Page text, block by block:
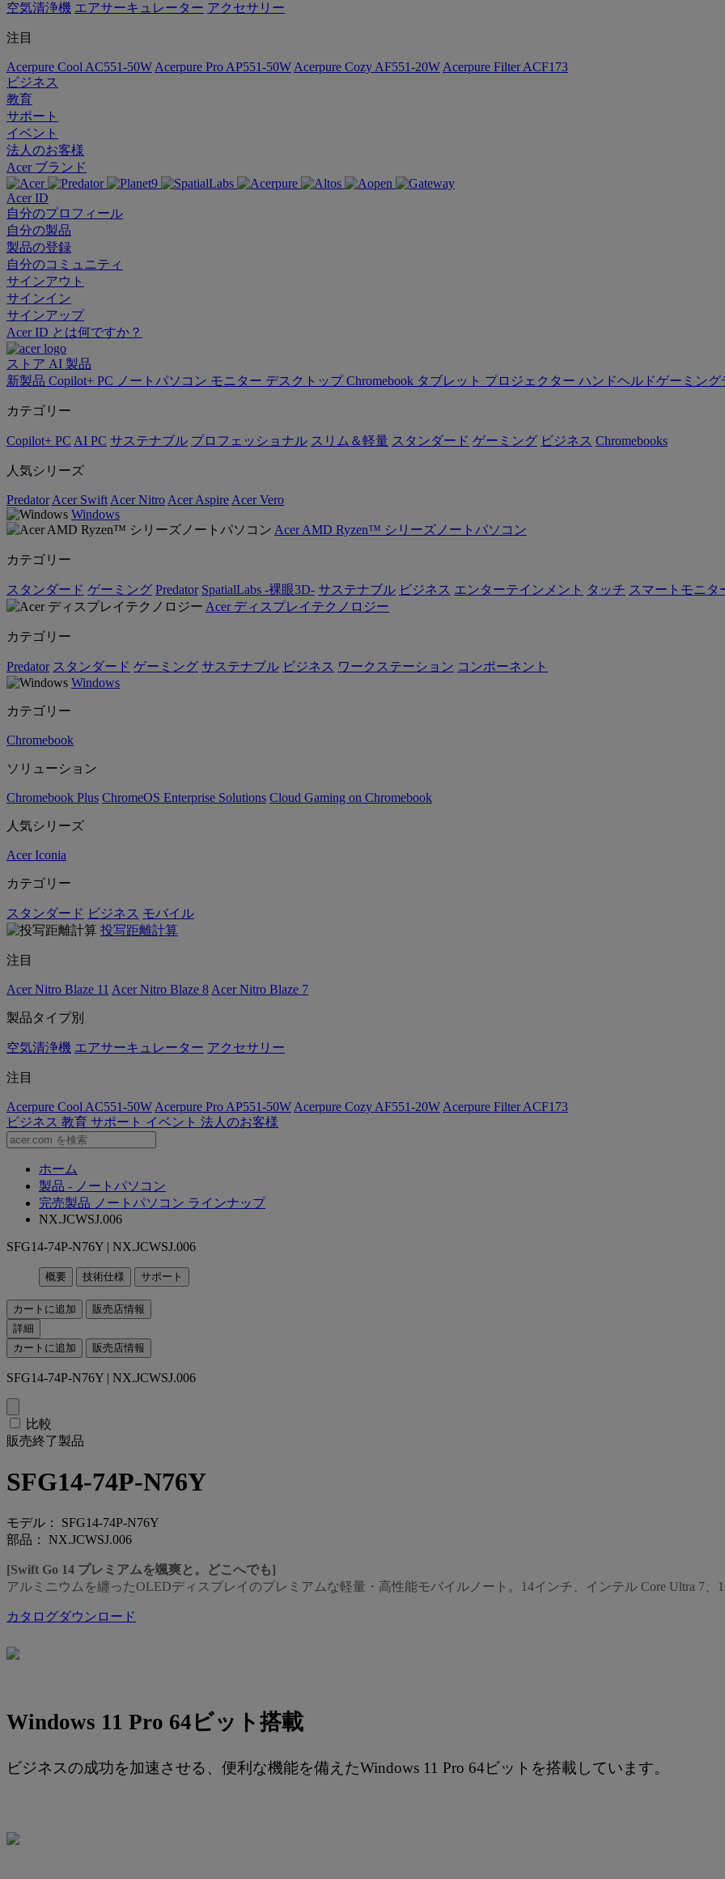
空気清浄機 エアサーキュレーター アクセサリー
注目
Acerpure Cool AC551-50W Acerpure Pro AP551-50W Acerpure Cozy AF551-20W Acerpure Filter ACF173
ビジネス
教育
サポート
イベント
法人のお客様
Acer ブランド
Acer ID
自分のプロフィール
自分の製品
製品の登録
自分のコミュニティ
サインアウト
サインイン
サインアップ
Acer ID とは何ですか？
ストア AI 製品
新製品 Copilot+ PC ノートパソコン モニター デスクトップChromebook タブレット プロジェクター ハンドヘルドゲーミン
カテゴリー
Copilot+ PC AI PC サステナブル プロフェッショナル スリム＆軽量 スタンダード ゲーミング ビジネス Chromebooks
人気シリーズ
Predator Acer Swift Acer Nitro Acer Aspire Acer Vero
Windows
Acer AMD Ryzen™ シリーズノートパソコン
カテゴリー
スタンダード ゲーミング Predator SpatialLabs -裸眼3D- サステナブル ビジネス エンターテインメント タッチ スマートモニタ
Acer ディスプレイテクノロジー
カテゴリー
Predator スタンダード ゲーミング サステナブル ビジネス ワークステーション コンポーネント
Windows
カテゴリー
Chromebook
ソリューション
Chromebook Plus ChromeOS Enterprise Solutions Cloud Gaming on Chromebook
人気シリーズ
Acer Iconia
カテゴリー
スタンダード ビジネス モバイル
投写距離計算
注目
Acer Nitro Blaze 11 Acer Nitro Blaze 8 Acer Nitro Blaze 7
製品タイプ別
空気清浄機 エアサーキュレーター アクセサリー
注目
Acerpure Cool AC551-50W Acerpure Pro AP551-50W Acerpure Cozy AF551-20W Acerpure Filter ACF173
ビジネス 教育 サポート イベント 法人のお客様
ホーム
製品 - ノートパソコン
完売製品 ノートパソコン ラインナップ
NX.JCWSJ.006
SFG14-74P-N76Y | NX.JCWSJ.006
概要 技術仕様 サポート
カートに追加
販売店情報
詳細
カートに追加
販売店情報
SFG14-74P-N76Y | NX.JCWSJ.006
比較
販売終了製品
SFG14-74P-N76Y
モデル： SFG14-74P-N76Y
部品： NX.JCWSJ.006
[Swift Go 14 プレミアムを颯爽と。どこへでも]
アルミニウムを纏ったOLEDディスプレイのプレミアムな軽量・高性能モバイルノート。14インチ、インテル Core Ultra 7、
カタログダウンロード
Windows 11 Pro 64ビット搭載
ビジネスの成功を加速させる、便利な機能を備えたWindows 11 Pro 64ビットを搭載しています。